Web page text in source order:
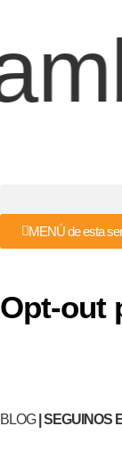
MENÚ de esta
Opt-out
BLOG| SEGUINOS